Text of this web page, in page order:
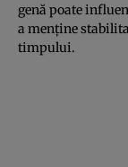
genă poate
a menține
timpului.